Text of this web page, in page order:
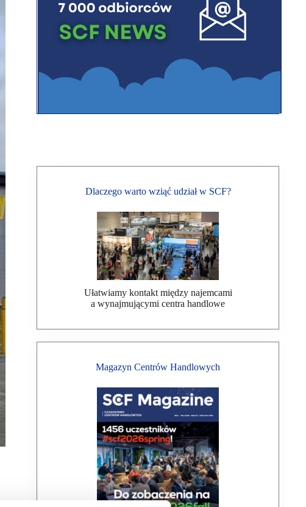
Dlaczego warto wziąć udział w SCF?
Ułatwiamy kontakt między najemcami
a wynajmującymi centra handlowe
Magazyn Centrów Handlowych